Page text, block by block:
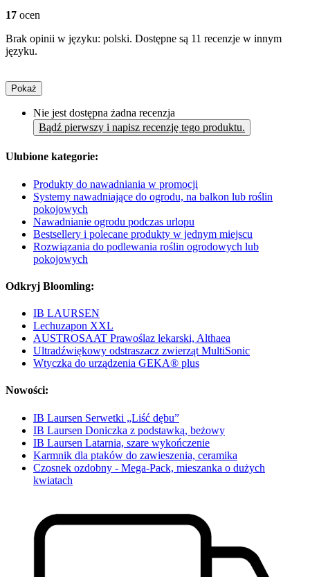
17 ocen
Brak opinii w języku: polski. Dostępne są 11 recenzje w innym
języku.
Pokaż
Nie jest dostępna żadna recenzja
Bądź pierwszy i napisz recenzję tego produktu.
Ulubione kategorie:
Produkty do nawadniania w promocji
Systemy nawadniające do ogrodu, na balkon lub roślin
pokojowych
Nawadnianie ogrodu podczas urlopu
Bestsellery i polecane produkty w jednym miejscu
Rozwiązania do podlewania roślin ogrodowych lub
pokojowych
Odkryj Bloomling:
IB LAURSEN
Lechuzapon XXL
AUSTROSAAT Prawoślaz lekarski, Althaea
Ultradźwiękowy odstraszacz zwierząt MultiSonic
Wtyczka do urządzenia GEKA® plus
Nowości:
IB Laursen Serwetki „Liść dębu”
IB Laursen Doniczka z podstawką, beżowy
IB Laursen Latarnia, szare wykończenie
Karmnik dla ptaków do zawieszenia, ceramika
Czosnek ozdobny - Mega-Pack, mieszanka o dużych
kwiatach